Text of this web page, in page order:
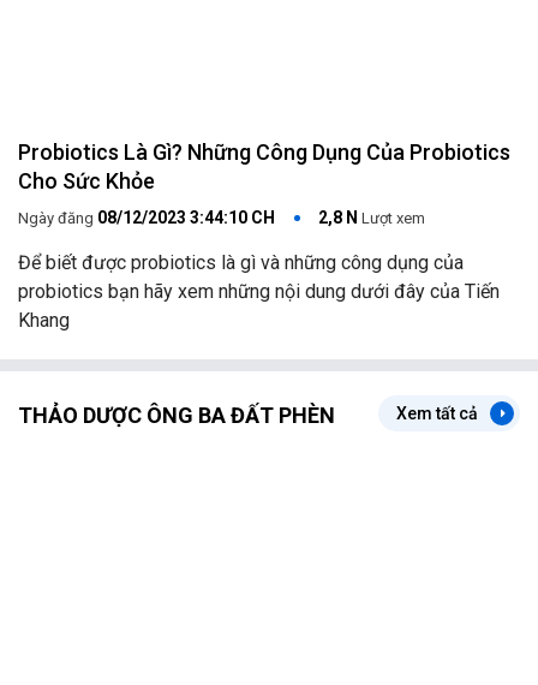
Probiotics Là Gì? Những Công Dụng Của Probiotics
Cho Sức Khỏe
Ngày đăng 08/12/2023 3:44:10 CH 2,8 N Lượt xem
Để biết được probiotics là gì và những công dụng của
probiotics bạn hãy xem những nội dung dưới đây của Tiến
Khang
THẢO DƯỢC ÔNG BA ĐẤT PHÈN Xem tất cả